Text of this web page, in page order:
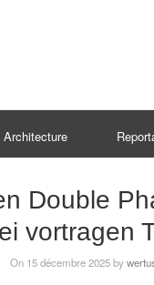
Double
vortragen
On 15 décembre 2025 by